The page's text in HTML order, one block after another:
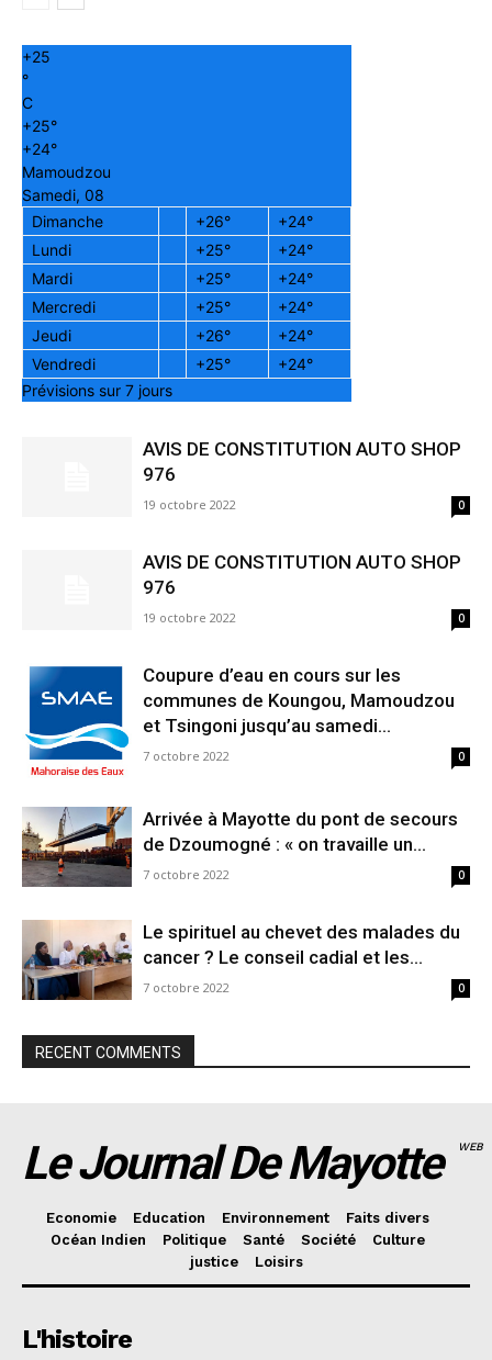
+25
°
C
+25°
+24°
Mamoudzou
Samedi, 08
Dimanche
+26° +24°
Lundi
+25° +24°
Mardi
+25° +24°
Mercredi
+25° +24°
Jeudi
+26° +24°
Vendredi
+25° +24°
Prévisions sur 7 jours
AVIS DE CONSTITUTION AUTO SHOP
976
19 octobre 2022 0
AVIS DE CONSTITUTION AUTO SHOP
976
19 octobre 2022 0
Coupure d’eau en cours sur les
communes de Koungou, Mamoudzou
et Tsingoni jusqu’au samedi...
7 octobre 2022 0
Arrivée à Mayotte du pont de secours
de Dzoumogné : « on travaille un...
7 octobre 2022 0
Le spirituel au chevet des malades du
cancer ? Le conseil cadial et les...
7 octobre 2022 0
RECENT COMMENTS
Le Journal De Mayotte WEB
Economie Education Environnement
Faits divers
Océan Indien
Politique Santé Société
Culture
justice
Loisirs
L'histoire